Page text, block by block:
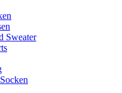
Sweater